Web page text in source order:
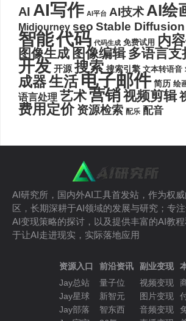
AI AI写作 AI平台 AI技术AI绘
Midjourney seo Stable Diffusion
智能代码 代码生成 免费试用 内
图像生成 图像编辑 多语言支
开发 开源 搜索 搜索引擎 文本转语音
成器生活电子邮件 简历 绘
语言处理 艺术营销视频剪辑
费用定价 资源检索 配乐 配音
AI研究所，国内外AI工具首发站，作为权
区，长期深耕于AI领域的发展与研究；专注
AI变现策略的探讨，以及提供丰富的AI教
于让AI走进现实，实际落地应用
资源入口
Jay总站
Jay星球
Jay部落
前沿资讯
量子位
新智元
智东西
副业变现
视频变现
图片变现
音频变现